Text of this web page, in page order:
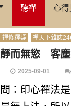
聽禪 心
禪修釋疑 禪天下雜誌
靜而無慾 客
2025-09-01
問：印心禪法